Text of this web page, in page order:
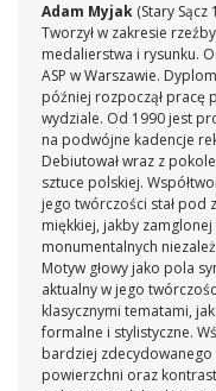
Adam Myjak (Stary
Tworzył w zakresie
medalierstwa i rysunku.
ASP w Warszawie.
później rozpoczął pracę
wydziale. Od 1990 jest
na podwójne kadencje
Debiutował wraz z
sztuce polskiej.
jego twórczości stał pod
miękkiej, jakby
monumentalnych
Motyw głowy jako pola
aktualny w jego
klasycznymi tematami,
formalne i stylistyczne.
bardziej
powierzchni oraz